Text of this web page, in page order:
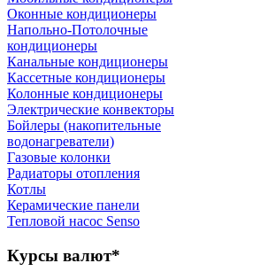
Оконные кондиционеры
Напольно-Потолочные
кондиционеры
Канальные кондиционеры
Кассетные кондиционеры
Колонные кондиционеры
Электрические конвекторы
Бойлеры (накопительные
водонагреватели)
Газовые колонки
Радиаторы отопления
Котлы
Керамические панели
Тепловой насос Senso
Курсы валют*